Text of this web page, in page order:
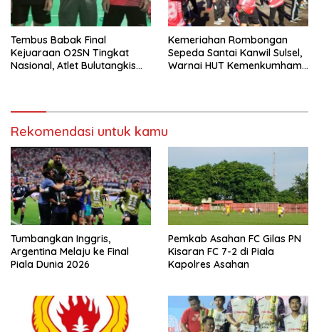
Tembus Babak Final
Kejuaraan O2SN Tingkat
Nasional, Atlet Bulutangkis
Kemeriahan Rombongan
Sepeda Santai Kanwil Sulsel,
Warnai HUT Kemenkumham
Rekomendasi untuk kamu
Tumbangkan Inggris,
Argentina Melaju ke Final
Piala Dunia 2026
Pemkab Asahan FC Gilas PN
Kisaran FC 7-2 di Piala
Kapolres Asahan